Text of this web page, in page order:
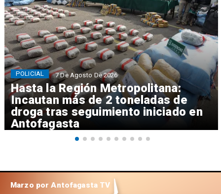
Hasta la Región Metropolitana:
Incautan más de 2 toneladas de
droga tras seguimiento iniciado en
Antofagasta
POLICIAL 7 De Agosto De 2026
Marzo por Antofagasta TV